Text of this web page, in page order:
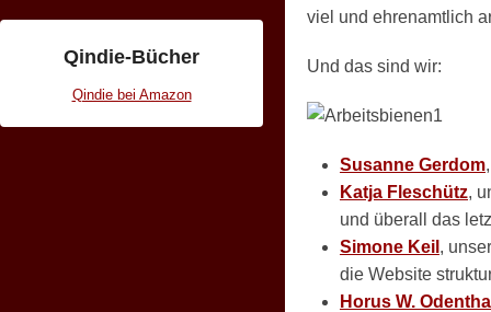
viel und ehrenamtlich
Und das sind wir:
Susanne Gerdom
Katja Fleschütz,
und überall das
Simone Keil ,
die Website
Horus W.
Qindie-Bücher
Qindie bei Amazon